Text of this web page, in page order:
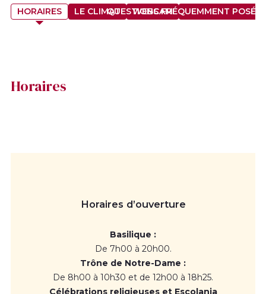
HORAIRES LE CLIMAT WEBCAM
QUESTIONS FRÉQUEMMENT
Horaires
Horaires d’ouverture
Basilique :
De 7h00 à 20h00.
Trône de Notre-Dame :
De 8h00 à 10h30 et de 12h00 à 18h25.
Célébrations religieuses et Escolania